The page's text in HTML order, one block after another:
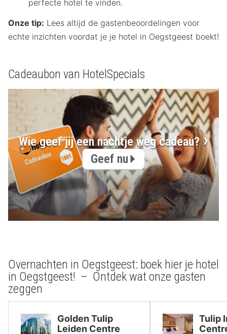
perfecte hotel te vinden.
Onze tip: Lees altijd de gastenbeoordelingen voor
echte inzichten voordat je je hotel in Oegstgeest boekt!
Cadeaubon van HotelSpecials
Wie geef jij een nachtje weg cadeau?
Geef nu
Overnachten in Oegstgeest: boek hier je hotel
in Oegstgeest! – Ontdek wat onze gasten
zeggen
Golden Tulip
Leiden Centre
Tulip